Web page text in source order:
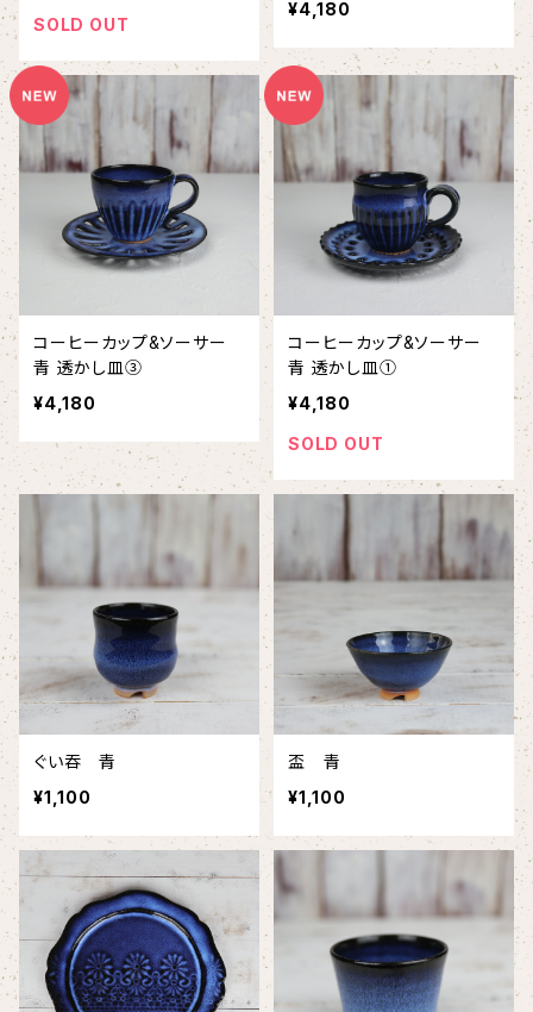
SOLD OUT
¥4,180
コーヒーカップ&ソーサー
青 透かし皿③
¥4,180
コーヒーカップ&ソーサー
青 透かし皿①
¥4,180
SOLD OUT
ぐい吞 青
¥1,100
盃 青
¥1,100